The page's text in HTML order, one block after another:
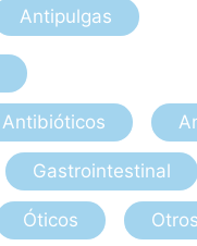
Antipulgas
Antibióticos
Gastrointestinal
Óticos Otros